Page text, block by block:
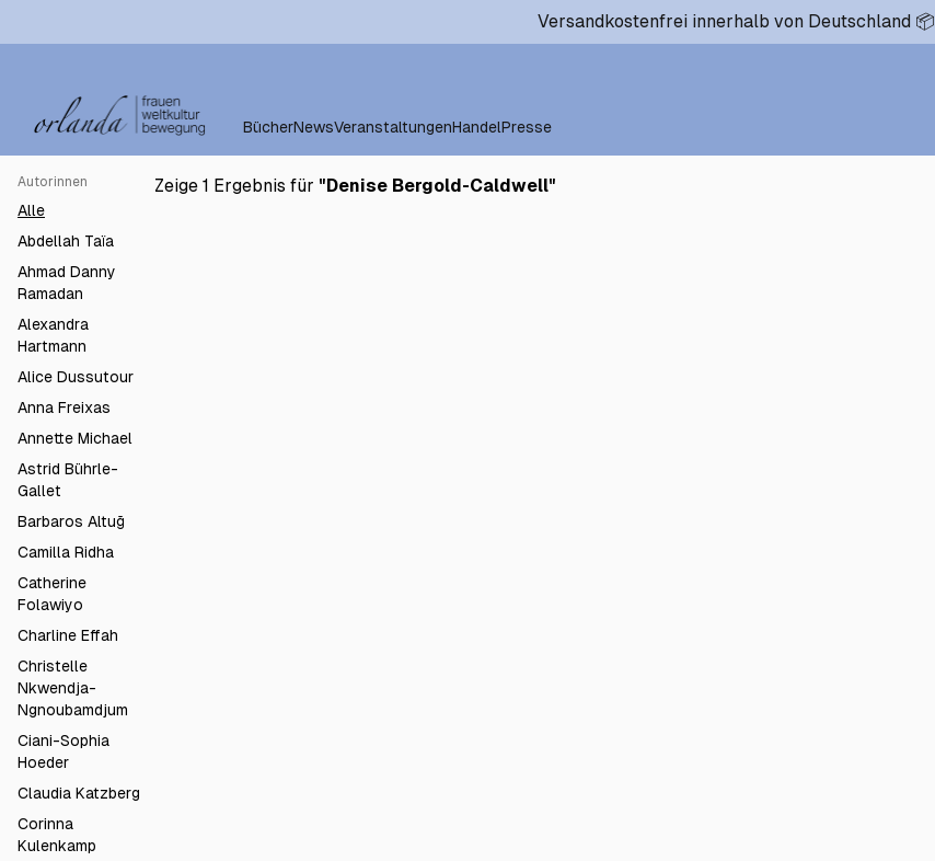
Versandkostenfrei innerhalb von Deutschland 📦
BücherNewsVeranstaltungenHandelPresse
Autorinnen
Alle
Abdellah Taïa
Ahmad Danny
Ramadan
Alexandra
Hartmann
Alice Dussutour
Anna Freixas
Annette Michael
Astrid Bührle-
Gallet
Barbaros Altuğ
Camilla Ridha
Catherine
Folawiyo
Charline Effah
Christelle
Nkwendja-
Ngnoubamdjum
Ciani-Sophia
Hoeder
Claudia Katzberg
Corinna
Kulenkamp
Zeige 1 Ergebnis für "Denise Bergold-Caldwell"